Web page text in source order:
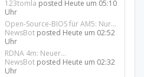
123tomla posted Heute um 05:10
Uhr
Open-Source-BIOS für AM5: Nur...
NewsBot posted Heute um 02:52
Uhr
RDNA 4m: Neuer...
NewsBot posted Heute um 02:32
Uhr